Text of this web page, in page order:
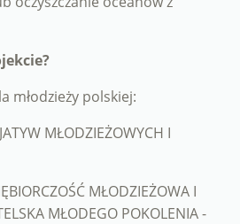
młodzieży polskiej:
MŁODZIEŻOWYCH I
MŁODZIEŻOWA I
MŁODEGO POKOLENIA -